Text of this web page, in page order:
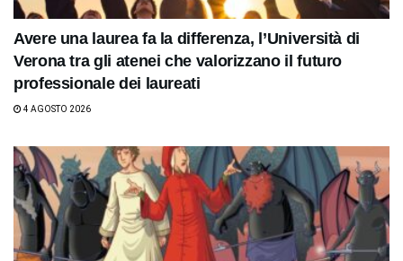
Avere una laurea fa la differenza, l’Università di
Verona tra gli atenei che valorizzano il futuro
professionale dei laureati
4 AGOSTO 2026